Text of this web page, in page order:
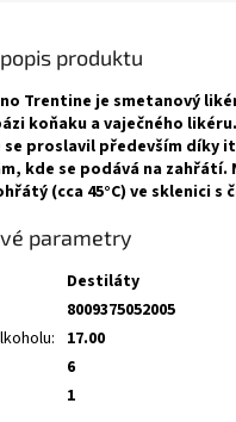
produktu
Trentine je smetanový
koňaku a vaječného
proslavil především díky
kde se podává na zahřátí.
(cca 45°C) ve sklenici s
parametry
Destiláty
8009375052005
: 17.00
6
1